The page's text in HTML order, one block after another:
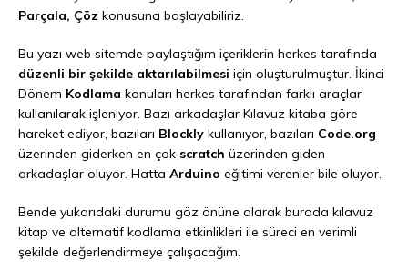
Parçala, Çöz konusuna başlayabiliriz.
Bu yazı web sitemde paylaştığım içeriklerin herkes tarafında
düzenli bir şekilde aktarılabilmesi için oluşturulmuştur. İkinci
Dönem Kodlama konuları herkes tarafından farklı araçlar
kullanılarak işleniyor. Bazı arkadaşlar Kılavuz kitaba göre
hareket ediyor, bazıları Blockly kullanıyor, bazıları Code.org
üzerinden giderken en çok scratch üzerinden giden
arkadaşlar oluyor. Hatta Arduino eğitimi verenler bile oluyor.
Bende yukarıdaki durumu göz önüne alarak burada kılavuz
kitap ve alternatif kodlama etkinlikleri ile süreci en verimli
şekilde değerlendirmeye çalışacağım.